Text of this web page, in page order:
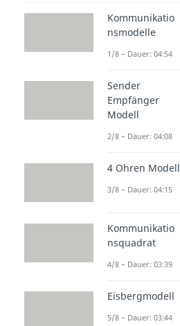
Kommunikatio
nsmodelle
1/8 – Dauer: 04:54
Sender
Empfänger
Modell
2/8 – Dauer: 04:08
4 Ohren Modell
3/8 – Dauer: 04:15
Kommunikatio
nsquadrat
4/8 – Dauer: 03:39
Eisbergmodell
5/8 – Dauer: 03:44